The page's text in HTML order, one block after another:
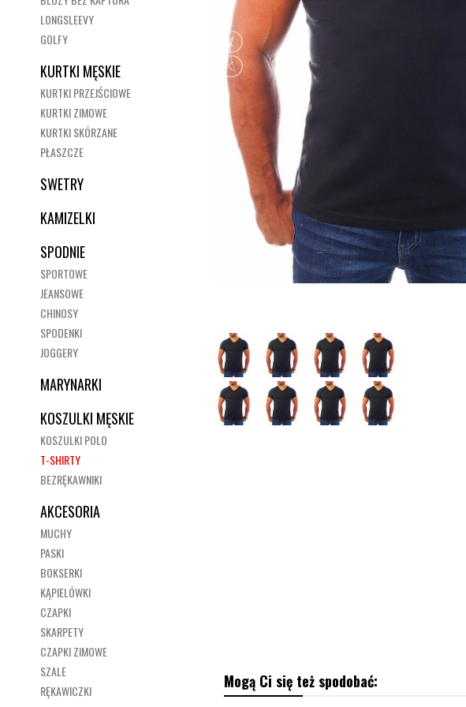
LONGSLEEVY
GOLFY
KURTKI MĘSKIE
KURTKI PRZEJŚCIOWE
KURTKI ZIMOWE
KURTKI SKÓRZANE
PŁASZCZE
SWETRY
KAMIZELKI
SPODNIE
SPORTOWE
JEANSOWE
CHINOSY
SPODENKI
JOGGERY
MARYNARKI
KOSZULKI MĘSKIE
KOSZULKI POLO
T-SHIRTY
BEZRĘKAWNIKI
AKCESORIA
MUCHY
PASKI
BOKSERKI
KĄPIELÓWKI
CZAPKI
SKARPETY
CZAPKI ZIMOWE
SZALE
RĘKAWICZKI
Mogą Ci się też spodobać: